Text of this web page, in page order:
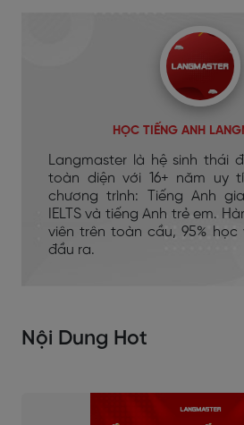
HỌC TIẾNG ANH
Langmaster là hệ sinh thái
toàn diện với 16+ năm uy
chương trình: Tiếng Anh
IELTS và tiếng Anh trẻ em.
viên trên toàn cầu, 95%
đầu ra.
Nội Dung Hot